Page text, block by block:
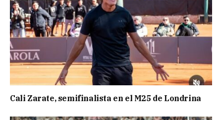
Cali Zarate, semifinalista en el M25 de Londrina